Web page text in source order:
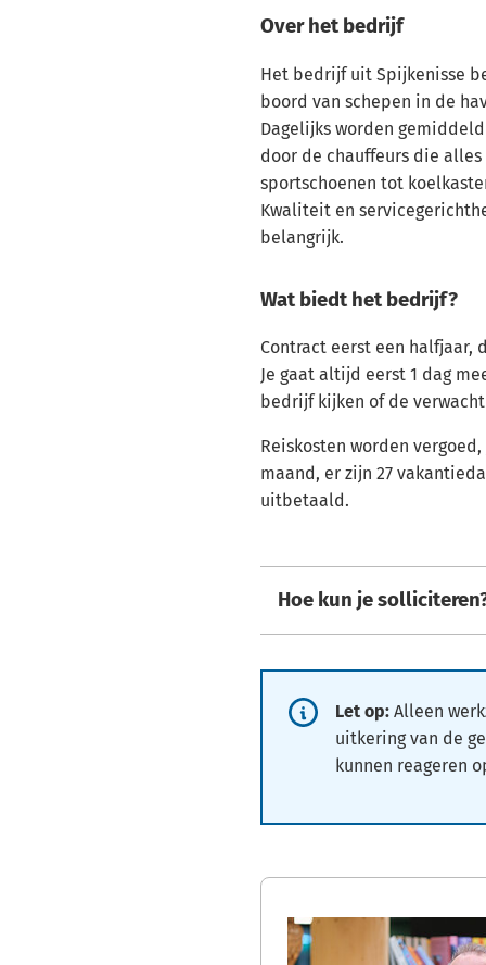
Over het bedrijf
Het bedrijf uit Spijkenisse
boord van schepen in de
Dagelijks worden
door de chauffeurs die
sportschoenen tot
Kwaliteit en
belangrijk.
Wat biedt het bedrijf?
Contract eerst een halfjaar,
Je gaat altijd eerst 1 dag
bedrijf kijken of de
Reiskosten worden
maand, er zijn 27
uitbetaald.
Hoe kun je
Informatie:
Let op:Alleen
uitkering van de
kunnen reageren